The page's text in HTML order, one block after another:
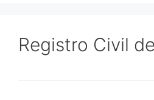
Registro Civil